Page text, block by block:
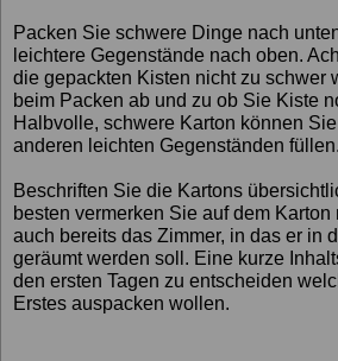
Packen Sie schwere Dinge nach
leichtere Gegenstände nach oben.
die gepackten Kisten nicht zu schwer
beim Packen ab und zu ob Sie Kiste
Halbvolle, schwere Karton können
anderen leichten Gegenständen füllen.
Beschriften Sie die Kartons
besten vermerken Sie auf dem
auch bereits das Zimmer, in das er in
geräumt werden soll. Eine kurze
den ersten Tagen zu entscheiden
Erstes auspacken wollen.